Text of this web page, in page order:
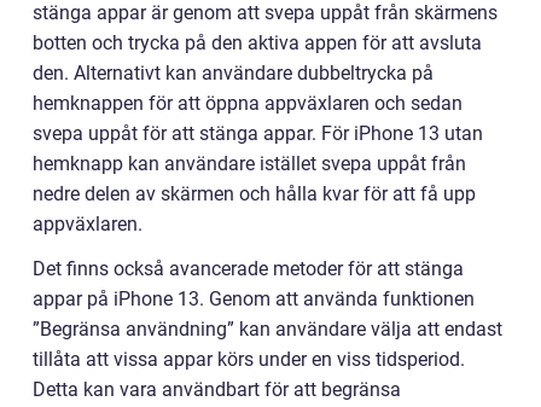
stänga appar är genom att svepa uppåt från skärmens
botten och trycka på den aktiva appen för att avsluta
den. Alternativt kan användare dubbeltrycka på
hemknappen för att öppna appväxlaren och sedan
svepa uppåt för att stänga appar. För iPhone 13 utan
hemknapp kan användare istället svepa uppåt från
nedre delen av skärmen och hålla kvar för att få upp
appväxlaren.
Det finns också avancerade metoder för att stänga
appar på iPhone 13. Genom att använda funktionen
”Begränsa användning” kan användare välja att endast
tillåta att vissa appar körs under en viss tidsperiod.
Detta kan vara användbart för att begränsa